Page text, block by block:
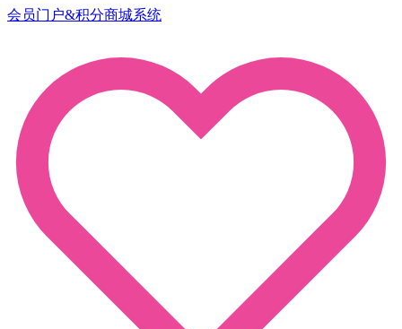
会员门户&积分商城系统